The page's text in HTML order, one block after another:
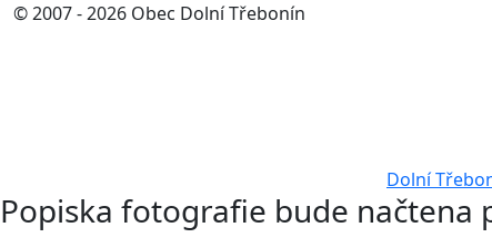
Dolní
© 2007 - 2026 Obec Dolní Třebonín
Popiska fotografie bude načtena